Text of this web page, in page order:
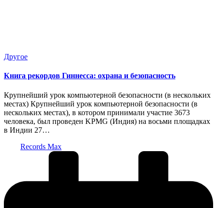
Опубликовано
Другое
Книга рекордов Гиннесса: охрана и безопасность
Крупнейший урок компьютерной безопасности (в нескольких
местах) Крупнейший урок компьютерной безопасности (в
нескольких местах), в котором принимали участие 3673
человека, был проведен KPMG (Индия) на восьми площадках
в Индии 27…
Records Max